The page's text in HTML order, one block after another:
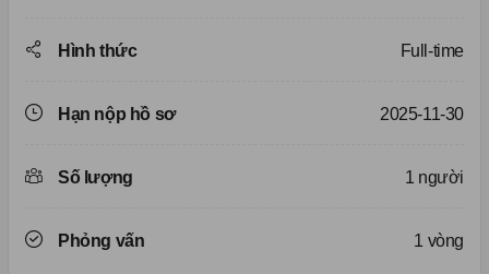
Hình thức Full-time
Hạn nộp hồ sơ 2025-11-30
Số lượng 1 người
Phỏng vấn 1 vòng